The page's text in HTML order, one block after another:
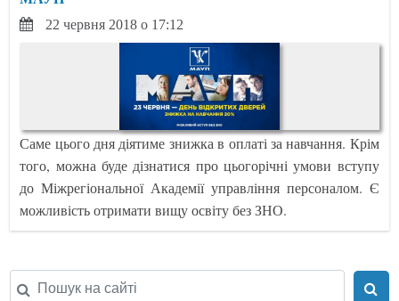
22 червня 2018 о 17:12
Саме цього дня діятиме знижка в оплаті за навчання. Крім
того, можна буде дізнатися про цьогорічні умови вступу
до Міжрегіональної Академії управління персоналом. Є
можливість отримати вищу освіту без ЗНО.